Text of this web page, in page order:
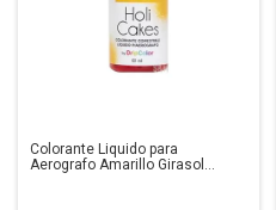
Colorante Liquido para
Aerografo Amarillo Girasol